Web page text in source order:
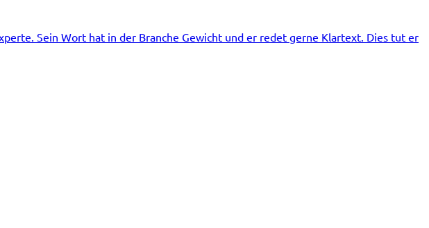
Sein Wort hat in der Branche Gewicht und er redet gerne Klartext. Dies tut er